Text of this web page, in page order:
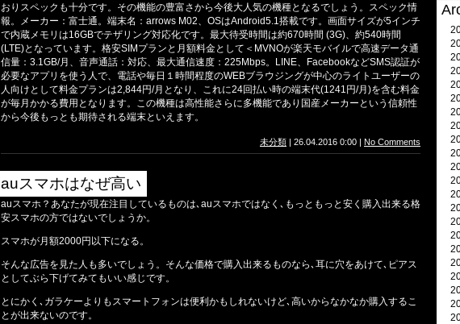
おりスペックも十分です。その機能の豊富さから今後大人気の機種となるでしょう。スペック情
報。メーカー：富士通。端末名：arrows M02、OSはAndroid5.1搭載です。画面サイズが5インチ
で内蔵メモリは16GBでテザリング対応化です。最大待受時間は約670時間 (3G)、約540時間
(LTE)となっています。格安SIMプランと月額料金として＜MVNOが楽天モバイルで高速データ通
信量：3.1GB/月、音声通話：対応、最大通信速度：225Mbps。LINE、FacebookなどSMS認証が
必要なアプリを使う人で、電話や毎日１時間程度のWEBブラウジングが中心のライトユーザーの
人向けとして料金プランは2,844円/月となり、これに24回払い時の端末代(1241円/月)を含む料金
が毎月かかる費用となります。この機種は高性能さらに多機能であり国産メーカーという信頼性
から今後もっとも期待される端末といえます。
未分類 | 26.04.2016 0:00 | No Comments
auスマホはなぜ高い
auスマホ？あなたが現在注目しているものは､auスマホではなく､もっともっと安く購入出来る格
安スマホの方ではないでしょうか。
スマホが月額2000円以下になる。
そんな広告を見た人も多いでしょう。そんな価格で購入出来るものなら､耳に穴をあけて､ピアス
としてぶら下げてみてもいい感じです。
とにかく､ガラケーよりもスマートフォンは便利かもしれないけど､高いからなかなか購入するこ
とが出来ないのです。